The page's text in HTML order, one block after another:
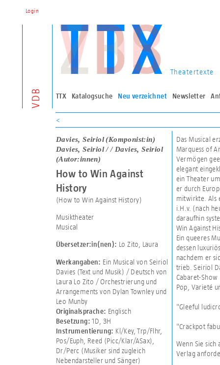
VDB
Theatertexte
TTX Katalogsuche Neu verzeichnet Newsletter
Login
<
Davies, Seiriol (Komponist:in)
Davies, Seiriol / / Davies, Seiriol
(Autor:innen)
How to Win Against
History
(How to Win Against History)
Musiktheater
Musical
Übersetzer:in(nen): Lo Zito, Laura
Werkangaben: Ein Musical von Seiriol
Davies (Text und Musik) / Deutsch von
Laura Lo Zito / Orchestrierung und
Arrangements von Dylan Townley und
Leo Munby
Originalsprache: Englisch
Besetzung: 1D 3H
Instrumentierung: Kl/Key, Trp/Flhr,
Pos/Euph, Reed (Picc/Klar/ASax),
Dr/Perc (Musiker sind zugleich
Nebendarsteller und Sänger)
Das Musical
Marquess of
Vermögen
elegant
ein Theater
er durch
mitwirkte. Als
i.H.v. (nach
daraufhin
Win Against
Ein queeres
dessen
nachdem er
trieb. Seiriol
Cabaret-
Pop, Varieté
"Gleeful
"Crackpot
Wenn Sie sich
Verlag